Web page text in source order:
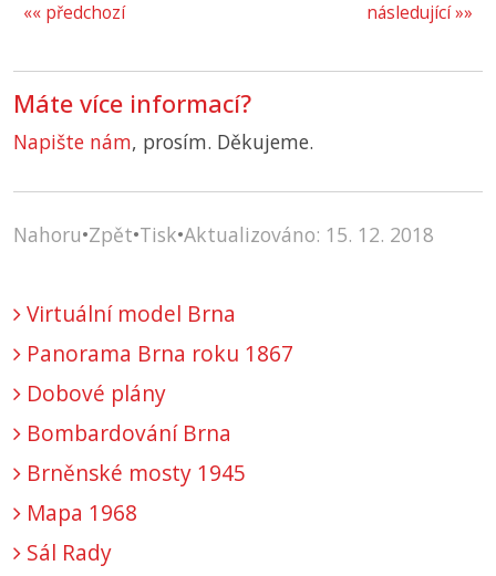
následující »»
«« předchozí
Máte více informací?
Napište nám, prosím. Děkujeme.
Nahoru•Zpět•Tisk•Aktualizováno: 15. 12. 2018
Virtuální model Brna
Panorama Brna roku 1867
Dobové plány
Bombardování Brna
Brněnské mosty 1945
Mapa 1968
Sál Rady